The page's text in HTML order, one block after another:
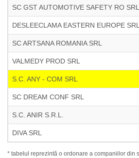
SC GST AUTOMOTIVE SAFETY RO SRL
DESLEECLAMA EASTERN EUROPE SRL
SC ARTSANA ROMANIA SRL
VALMEDY PROD SRL
S.C. ANY - COM SRL
SC DREAM CONF SRL
S.C. ANIR S.R.L.
DIVA SRL
* tabelul reprezintă o ordonare a companiilor din